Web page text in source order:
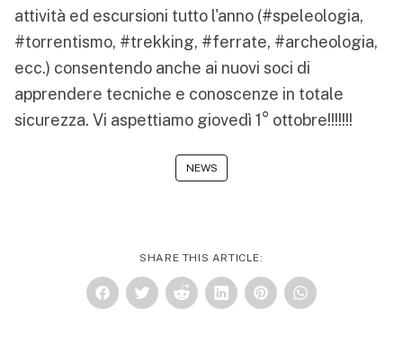
attività ed escursioni tutto l'anno (#speleologia,
#torrentismo, #trekking, #ferrate, #archeologia,
ecc.) consentendo anche ai nuovi soci di
apprendere tecniche e conoscenze in totale
sicurezza. Vi aspettiamo giovedì 1° ottobre!!!!!!!
NEWS
SHARE THIS ARTICLE: